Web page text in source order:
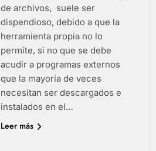
de archivos, suele ser
dispendioso, debido a que la
herramienta propia no lo
permite, si no que se debe
acudir a programas externos
que la mayoría de veces
necesitan ser descargados e
instalados en el…
Leer más